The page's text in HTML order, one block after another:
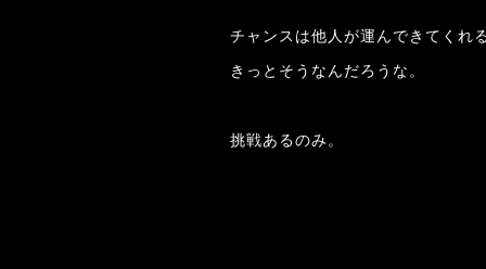
チャンスは他人が運んできてくれ
きっとそうなんだろうな。
挑戦あるのみ。